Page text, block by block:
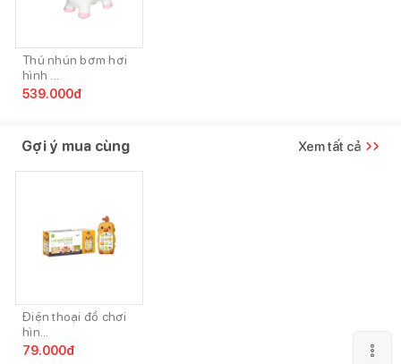
Thú nhún bơm hơi
hình ...
539.000đ
Gợi ý mua cùng Xem tất cả
Điện thoại đồ chơi
hìn...
79.000đ